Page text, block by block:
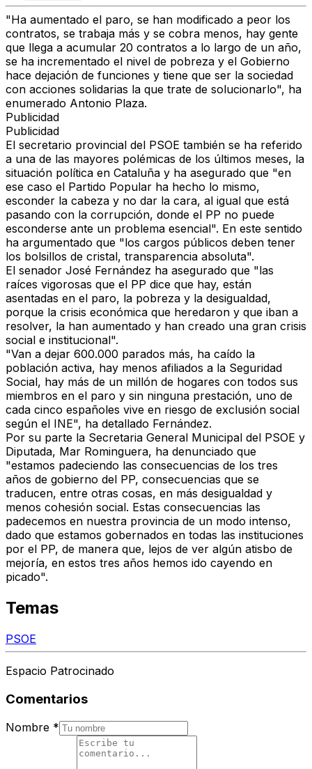
"Ha aumentado el paro, se han modificado a peor los
contratos, se trabaja más y se cobra menos, hay gente
que llega a acumular 20 contratos a lo largo de un año,
se ha incrementado el nivel de pobreza y el Gobierno
hace dejación de funciones y tiene que ser la sociedad
con acciones solidarias la que trate de solucionarlo", ha
enumerado Antonio Plaza.
Publicidad
Publicidad
El secretario provincial del PSOE también se ha referido
a una de las mayores polémicas de los últimos meses, la
situación política en Cataluña y ha asegurado que "en
ese caso el Partido Popular ha hecho lo mismo,
esconder la cabeza y no dar la cara, al igual que está
pasando con la corrupción, donde el PP no puede
esconderse ante un problema esencial". En este sentido
ha argumentado que "los cargos públicos deben tener
los bolsillos de cristal, transparencia absoluta".
El senador José Fernández ha asegurado que "las
raíces vigorosas que el PP dice que hay, están
asentadas en el paro, la pobreza y la desigualdad,
porque la crisis económica que heredaron y que iban a
resolver, la han aumentado y han creado una gran crisis
social e institucional".
"Van a dejar 600.000 parados más, ha caído la
población activa, hay menos afiliados a la Seguridad
Social, hay más de un millón de hogares con todos sus
miembros en el paro y sin ninguna prestación, uno de
cada cinco españoles vive en riesgo de exclusión social
según el INE", ha detallado Fernández.
Por su parte la Secretaria General Municipal del PSOE y
Diputada, Mar Rominguera, ha denunciado que
"estamos padeciendo las consecuencias de los tres
años de gobierno del PP, consecuencias que se
traducen, entre otras cosas, en más desigualdad y
menos cohesión social. Estas consecuencias las
padecemos en nuestra provincia de un modo intenso,
dado que estamos gobernados en todas las instituciones
por el PP, de manera que, lejos de ver algún atisbo de
mejoría, en estos tres años hemos ido cayendo en
picado".
Temas
PSOE
Espacio Patrocinado
Comentarios
Nombre *